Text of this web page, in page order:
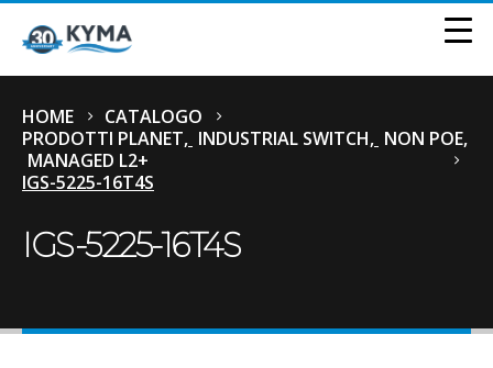
HOME
CATALOGO
PRODOTTI PLANET, INDUSTRIAL SWITCH, NON POE,
MANAGED L2+
IGS-5225-16T4S
IGS-5225-16T4S